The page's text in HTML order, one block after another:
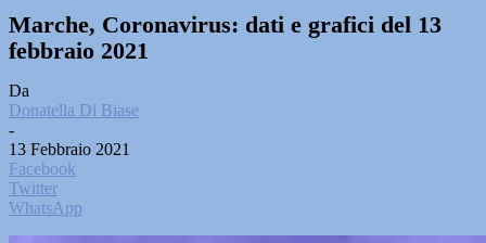
Marche, Coronavirus: dati e grafici del 13
febbraio 2021
Da
Donatella Di Biase
-
13 Febbraio 2021
Facebook
Twitter
WhatsApp